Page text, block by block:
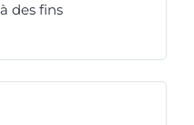
des fins